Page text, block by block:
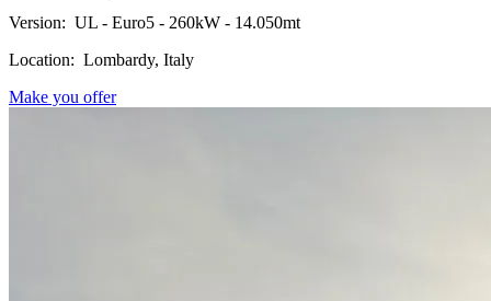
Version: UL - Euro5 - 260kW - 14.050mt
Location: Lombardy, Italy
Make you offer